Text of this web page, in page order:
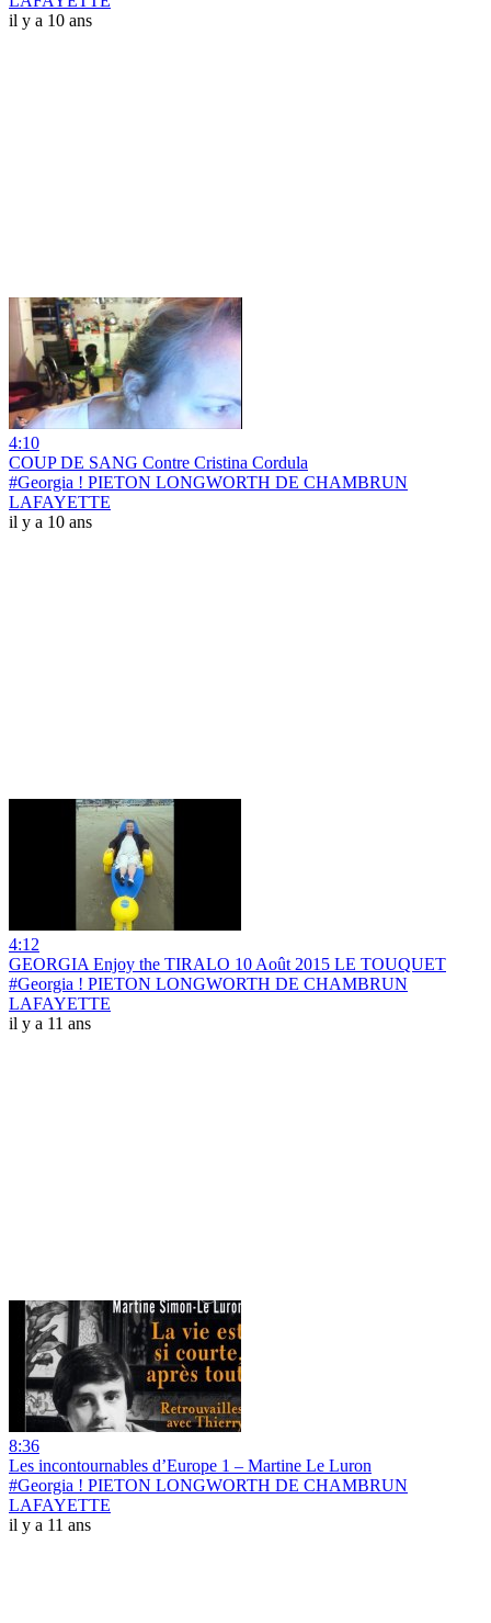
il y a 10 ans
4:10
COUP DE SANG Contre Cristina Cordula
#Georgia ! PIETON LONGWORTH DE CHAMBRUN
LAFAYETTE
il y a 10 ans
4:12
GEORGIA Enjoy the TIRALO 10 Août 2015 LE TOUQUET
#Georgia ! PIETON LONGWORTH DE CHAMBRUN
LAFAYETTE
il y a 11 ans
8:36
Les incontournables d’Europe 1 – Martine Le Luron
#Georgia ! PIETON LONGWORTH DE CHAMBRUN
LAFAYETTE
il y a 11 ans